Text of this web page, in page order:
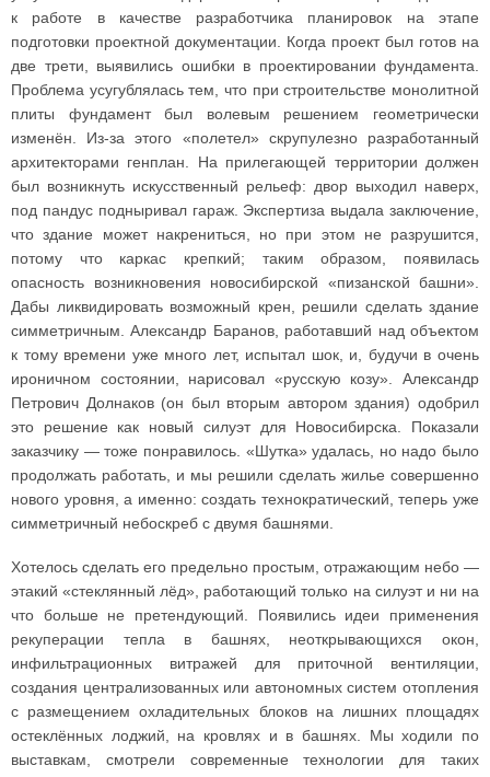
к работе в качестве разработчика планировок на этапе
подготовки проектной документации. Когда проект был готов на
две трети, выявились ошибки в проектировании фундамента.
Проблема усугублялась тем, что при строительстве монолитной
плиты фундамент был волевым решением геометрически
изменён. Из-за этого «полетел» скрупулезно разработанный
архитекторами генплан. На прилегающей территории должен
был возникнуть искусственный рельеф: двор выходил наверх,
под пандус подныривал гараж. Экспертиза выдала заключение,
что здание может накрениться, но при этом не разрушится,
потому что каркас крепкий; таким образом, появилась
опасность возникновения новосибирской «пизанской башни».
Дабы ликвидировать возможный крен, решили сделать здание
симметричным. Александр Баранов, работавший над объектом
к тому времени уже много лет, испытал шок, и, будучи в очень
ироничном состоянии, нарисовал «русскую козу». Александр
Петрович Долнаков (он был вторым автором здания) одобрил
это решение как новый силуэт для Новосибирска. Показали
заказчику — тоже понравилось. «Шутка» удалась, но надо было
продолжать работать, и мы решили сделать жилье совершенно
нового уровня, а именно: создать технократический, теперь уже
симметричный небоскреб с двумя башнями.
Хотелось сделать его предельно простым, отражающим небо —
этакий «стеклянный лёд», работающий только на силуэт и ни на
что больше не претендующий. Появились идеи применения
рекуперации тепла в башнях, неоткрывающихся окон,
инфильтрационных витражей для приточной вентиляции,
создания централизованных или автономных систем отопления
с размещением охладительных блоков на лишних площадях
остеклённых лоджий, на кровлях и в башнях. Мы ходили по
выставкам, смотрели современные технологии для таких